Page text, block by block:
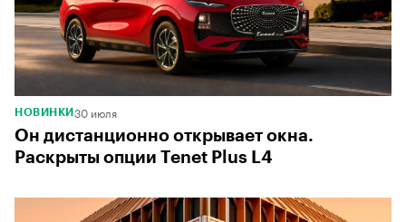
НОВИНКИ 30 июля
Он дистанционно открывает окна.
Раскрыты опции Tenet Plus L4